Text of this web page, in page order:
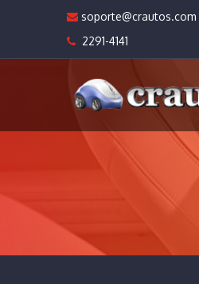
soporte@crautos.com
2291-4141